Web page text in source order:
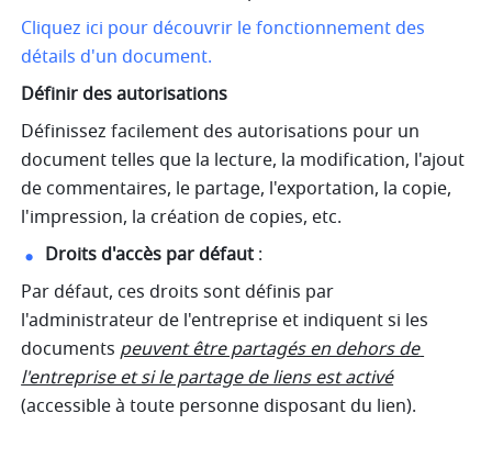
Cliquez ici pour découvrir le fonctionnement des
détails d'un document.
Définir des autorisations
Définissez facilement des autorisations pour un
document telles que la lecture, la modification, l'ajout
de commentaires, le partage, l'exportation, la copie,
l'impression, la création de copies, etc.
Droits d'accès par défaut :
Par défaut, ces droits sont définis par
l'administrateur de l'entreprise et indiquent si les
documents peuvent être partagés en dehors de
l'entreprise et si le partage de liens est activé
(accessible à toute personne disposant du lien).